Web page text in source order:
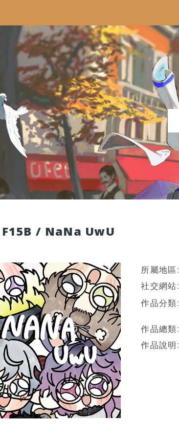
F15B / NaNa UwU
所屬地區:
社交網站:
作品分類:
作品總類:
作品說明: